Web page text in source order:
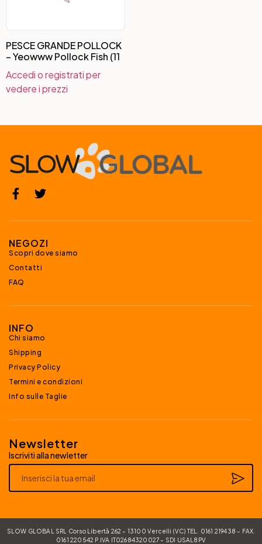
PESCE GRANDE POLLOCK
– Yeowww Pollock Fish (11
Accedi o registrati per
vedere i prezzi
NEGOZI
Scopri dove siamo
Contatti
FAQ
INFO
Chi siamo
Shipping
Privacy Policy
Termini e condizioni
Info sulle Taglie
Newsletter
Iscriviti alla newletter
SLOW GLOBAL SRL Corso Libertà 262 – 13100 Vercelli (VC) TEL. 0161 219438 – FAX.
0161 220542 P.IVA IT02684320027 – SDI USAL8PV